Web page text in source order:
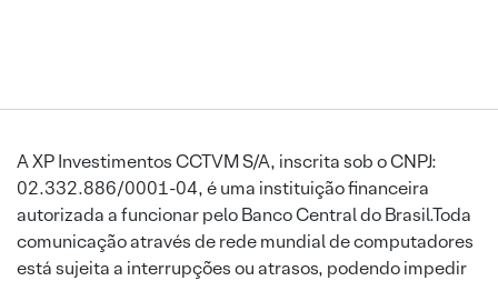
A XP Investimentos CCTVM S/A, inscrita sob o CNPJ:
02.332.886/0001-04, é uma instituição financeira
autorizada a funcionar pelo Banco Central do Brasil.Toda
comunicação através de rede mundial de computadores
está sujeita a interrupções ou atrasos, podendo impedir